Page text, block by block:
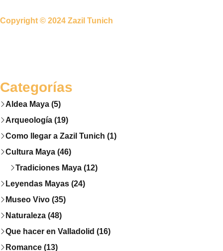
Copyright © 2024 Zazil Tunich
Categorías
Aldea Maya (5)
Arqueología (19)
Como llegar a Zazil Tunich (1)
Cultura Maya (46)
Tradiciones Maya (12)
Leyendas Mayas (24)
Museo Vivo (35)
Naturaleza (48)
Que hacer en Valladolid (16)
Romance (13)